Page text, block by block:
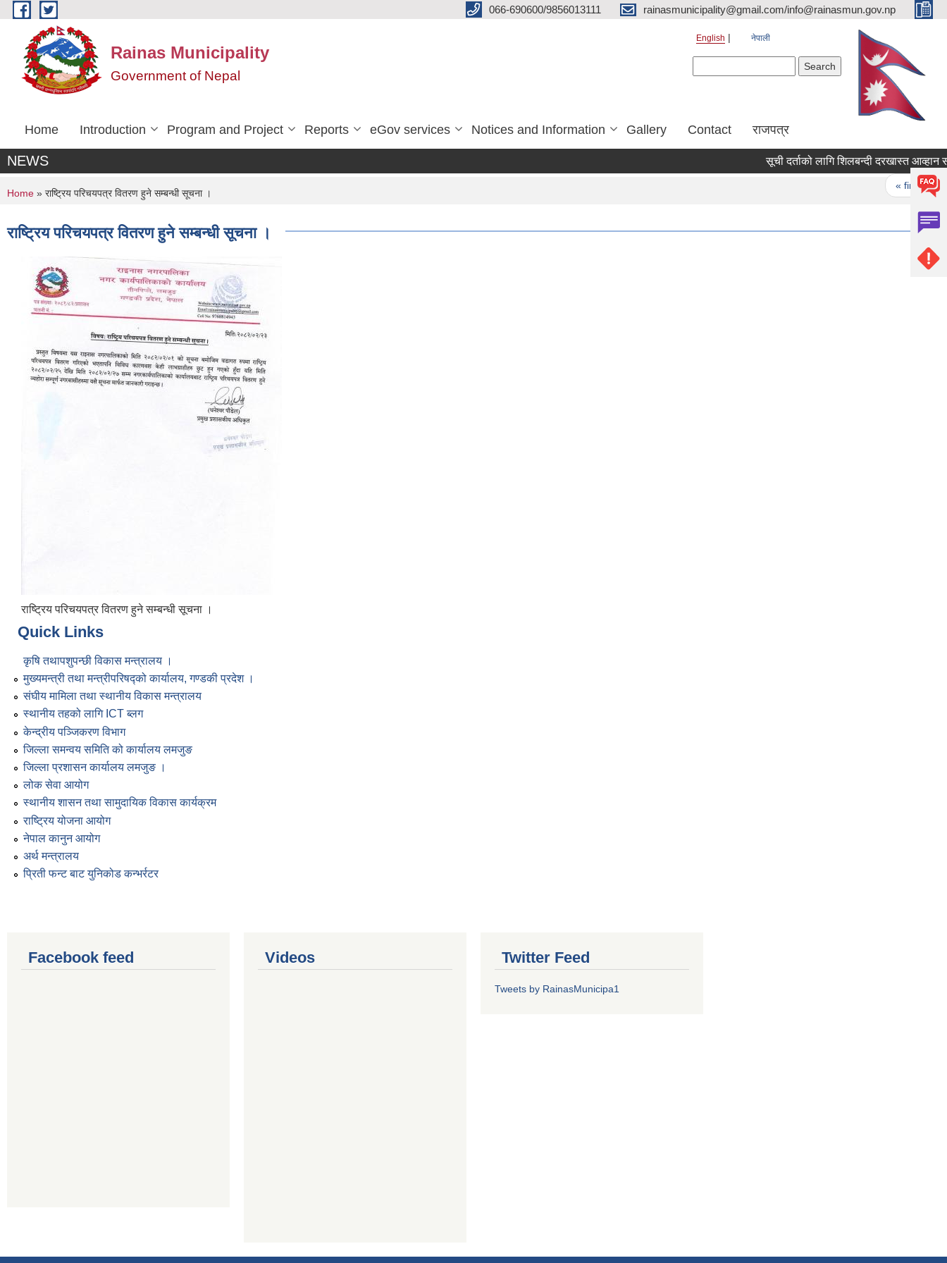
Skip to main content 066-690600/9856013111 rainasmunicipality@gmail.com/info@rainasmun.gov.np
Rainas Municipality
Government of Nepal
English नेपाली
Home Introduction Program and Project Reports eGov services Notices and Information Gallery Contact राजपत्र
NEWS सूची दर्ताको लागि शिलबन्दी दरखास्त आव्हान
« first
You are here
Home » राष्ट्रिय परिचयपत्र वितरण हुने सम्बन्धी सूचना ।
राष्ट्रिय परिचयपत्र वितरण हुने सम्बन्धी सूचना ।
राष्ट्रिय परिचयपत्र वितरण हुने सम्बन्धी सूचना ।
Quick Links
कृषि तथापशुपन्छी विकास मन्त्रालय ।
मुख्यमन्त्री तथा मन्त्रीपरिषद्को कार्यालय, गण्डकी प्रदेश ।
संघीय मामिला तथा स्थानीय विकास मन्त्रालय
स्थानीय तहको लागि ICT ब्लग
केन्द्रीय पञ्जिकरण विभाग
जिल्ला समन्वय समिति को कार्यालय लमजुङ
जिल्ला प्रशासन कार्यालय लमजुङ ।
लोक सेवा आयोग
स्थानीय शासन तथा सामुदायिक विकास कार्यक्रम
राष्ट्रिय योजना आयोग
नेपाल कानुन आयोग
अर्थ मन्त्रालय
प्रिती फन्ट बाट युनिकोड कन्भर्रटर
Facebook feed Videos Twitter Feed
Tweets by RainasMunicipa1